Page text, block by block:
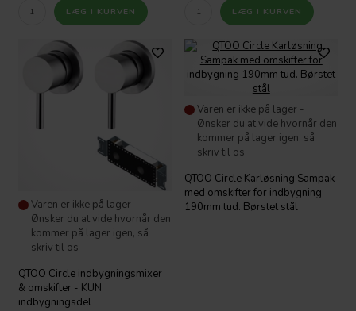
Varen er ikke på lager -
Ønsker du at vide hvornår den
kommer på lager igen, så
skriv til os
QTOO Circle indbygningsmixer
& omskifter - KUN
indbygningsdel
Varen er ikke på lager -
Ønsker du at vide hvornår den
kommer på lager igen, så
skriv til os
QTOO Circle Karløsning Sampak
med omskifter for indbygning
190mm tud. Børstet stål